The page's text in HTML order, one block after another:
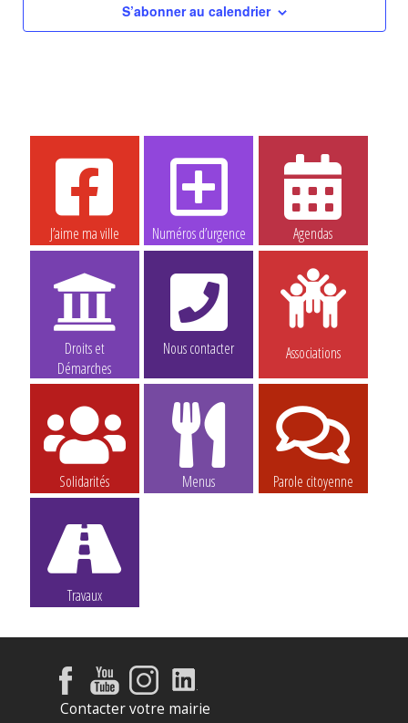
S’abonner au calendrier
J’aime ma ville Numéros d’urgence Agendas
Droits et
Démarches
Nous contacter Associations
Solidarités Menus Parole citoyenne
Travaux
Contacter votre mairie